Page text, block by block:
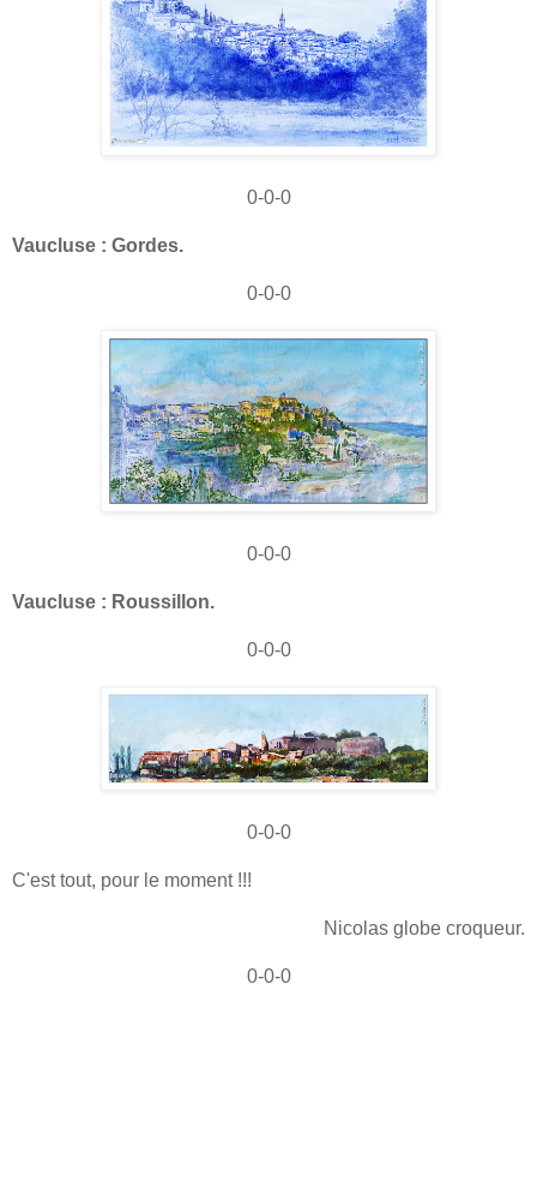
0-0-0
Vaucluse : Gordes.
0-0-0
0-0-0
Vaucluse : Roussillon.
0-0-0
0-0-0
C'est tout, pour le moment !!!
Nicolas globe croqueur.
0-0-0